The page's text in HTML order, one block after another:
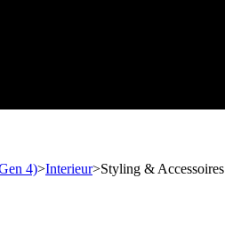
4)>Interieur>Styling & Accessoires